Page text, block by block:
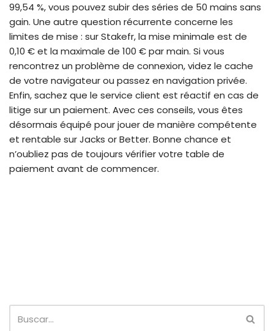
99,54 %, vous pouvez subir des séries de 50 mains sans
gain. Une autre question récurrente concerne les
limites de mise : sur Stakefr, la mise minimale est de
0,10 € et la maximale de 100 € par main. Si vous
rencontrez un problème de connexion, videz le cache
de votre navigateur ou passez en navigation privée.
Enfin, sachez que le service client est réactif en cas de
litige sur un paiement. Avec ces conseils, vous êtes
désormais équipé pour jouer de manière compétente
et rentable sur Jacks or Better. Bonne chance et
n’oubliez pas de toujours vérifier votre table de
paiement avant de commencer.